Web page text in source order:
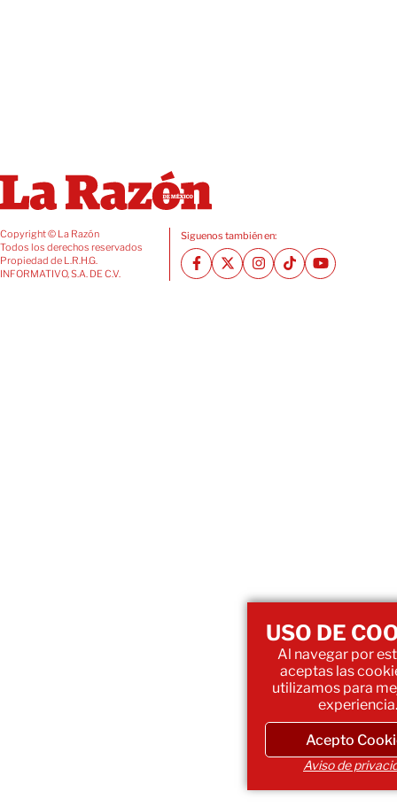
Copyright © La Razón
Todos los derechos reservados
Propiedad de L.R.H.G.
INFORMATIVO, S.A. DE C.V.
Siguenos también en:
USO DE
Al navegar por
aceptas las
utilizamos para
experiencia.
Acepto
Aviso de